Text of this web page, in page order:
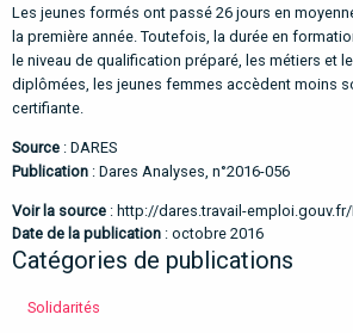
Les jeunes formés ont passé 26 jours en
la première année. Toutefois, la durée en
le niveau de qualification préparé, les métiers et
diplômées, les jeunes femmes accèdent moins
certifiante.
Source : DARES
Publication : Dares Analyses, n°2016-056
Voir la source : http://dares.travail-
Date de la publication : octobre 2016
Catégories de publications
Solidarités